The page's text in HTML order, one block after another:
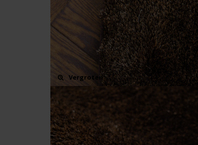
Vergroten